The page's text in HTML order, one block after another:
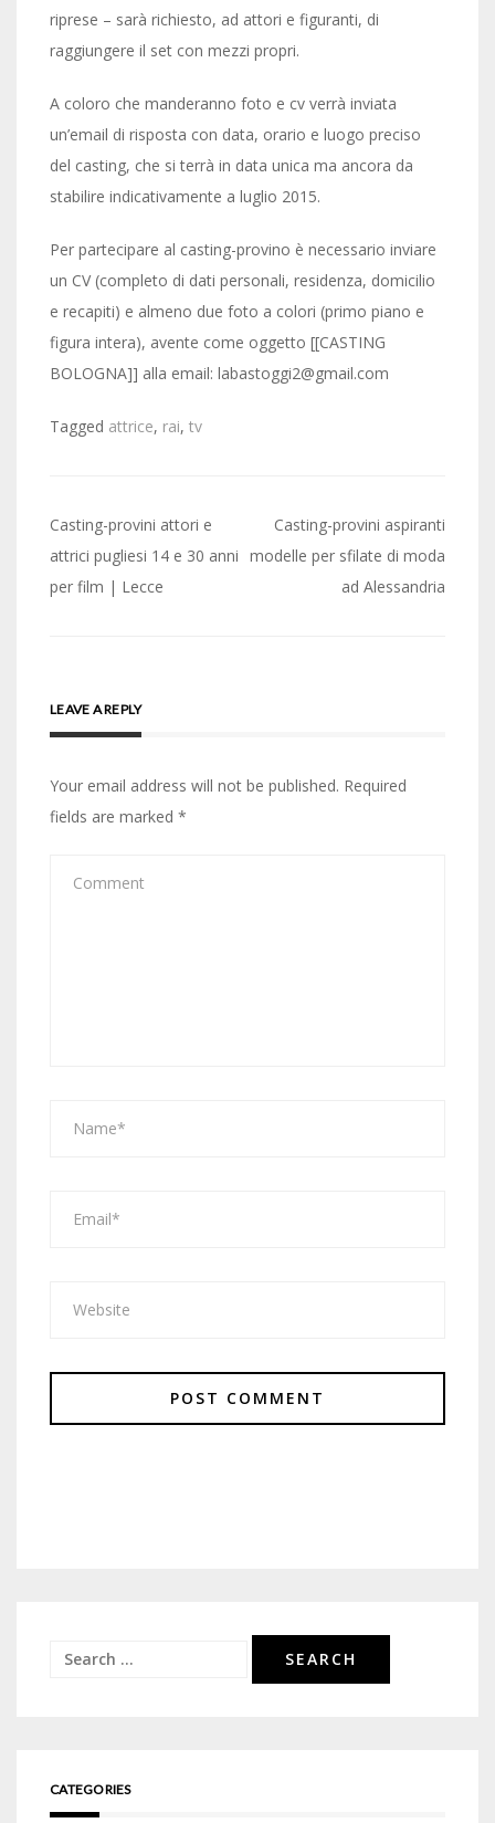
riprese – sarà richiesto, ad attori e figuranti, di
raggiungere il set con mezzi propri.
A coloro che manderanno foto e cv verrà inviata
un’email di risposta con data, orario e luogo preciso
del casting, che si terrà in data unica ma ancora da
stabilire indicativamente a luglio 2015.
Per partecipare al casting-provino è necessario inviare
un CV (completo di dati personali, residenza, domicilio
e recapiti) e almeno due foto a colori (primo piano e
figura intera), avente come oggetto [[CASTING
BOLOGNA]] alla email: labastoggi2@gmail.com
Tagged attrice, rai, tv
Post
navigation
Casting-provini attori e
attrici pugliesi 14 e 30 anni
per film | Lecce
Casting-provini aspiranti
modelle per sfilate di moda
ad Alessandria
LEAVE A REPLY
Your email address will not be published. Required
fields are marked *
Search
CATEGORIES